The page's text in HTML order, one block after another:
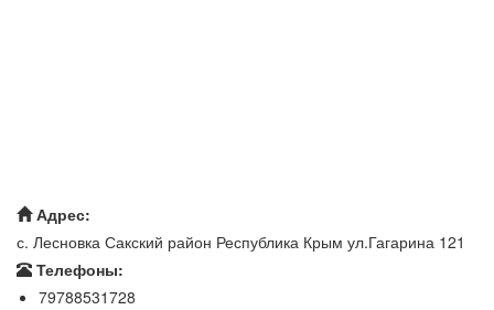
Адрес:
с. Лесновка Сакский район Республика Крым ул.Гагарина 121
Телефоны:
79788531728